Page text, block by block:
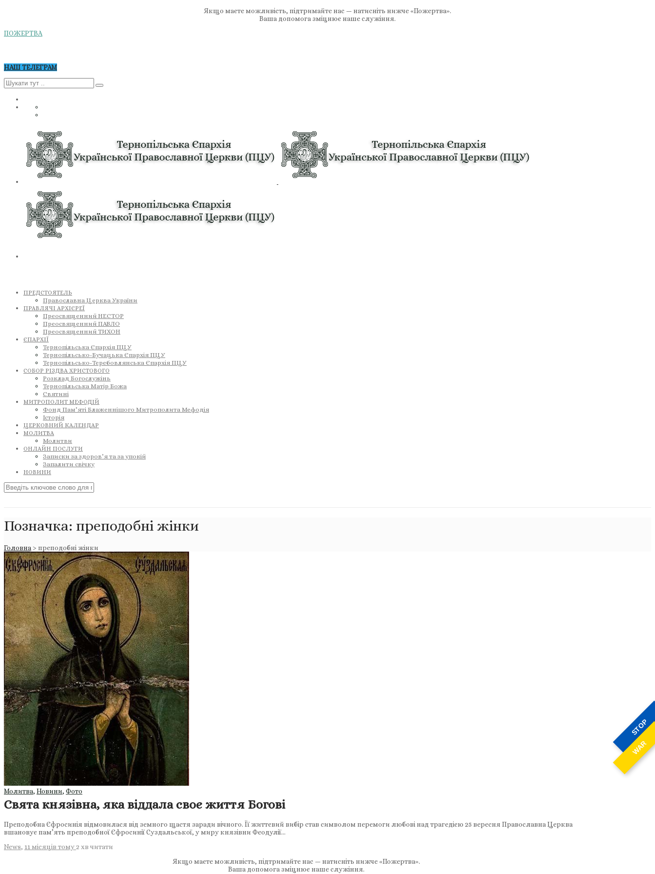
STOP
WAR
Якщо маєте можливість, підтримайте нас — натисніть нижче «Пожертва».
Ваша допомога зміцнює наше служіння.
ПОЖЕРТВА
НАШ ТЕЛЕГРАМ
ПРЕДСТОЯТЕЛЬ
Православна Церква України
ПРАВЛЯЧІ АРХІЄРЕЇ
Преосвященний НЕСТОР
Преосвященний ПАВЛО
Преосвященний ТИХОН
ЄПАРХІЇ
Тернопільська Єпархія ПЦУ
Тернопільсько-Бучацька Єпархія ПЦУ
Тернопільсько-Теребовлянська Єпархія ПЦУ
СОБОР РІЗДВА ХРИСТОВОГО
Розклад Богослужінь
Тернопільська Матір Божа
Святині
МИТРОПОЛИТ МЕФОДІЙ
Фонд Пам’яті Блаженнішого Митрополита Мефодія
Історія
ЦЕРКОВНИЙ КАЛЕНДАР
МОЛИТВА
Молитви
ОНЛАЙН ПОСЛУГИ
Записки за здоров’я та за упокій
Запалити свічку
НОВИНИ
Позначка: преподобні жінки
Головна > преподобні жінки
Молитва, Новини, Фото
Свята князівна, яка віддала своє життя Богові
Преподобна Єфросинія відмовилася від земного щастя заради вічного. Її життєвий вибір став символом перемоги любові над трагедією 25 вересня Православна Церква
вшановує пам’ять преподобної Єфросинії Суздальської, у миру князівни Феодулії…
News, 11 місяців тому 2 хв читати
Якщо маєте можливість, підтримайте нас — натисніть нижче «Пожертва».
Ваша допомога зміцнює наше служіння.